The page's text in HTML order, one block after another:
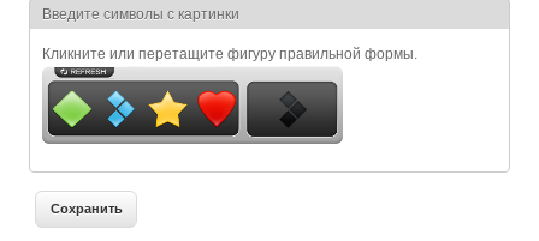
Я спамер
Введите символы с картинки
Кликните или перетащите фигуру правильной формы.